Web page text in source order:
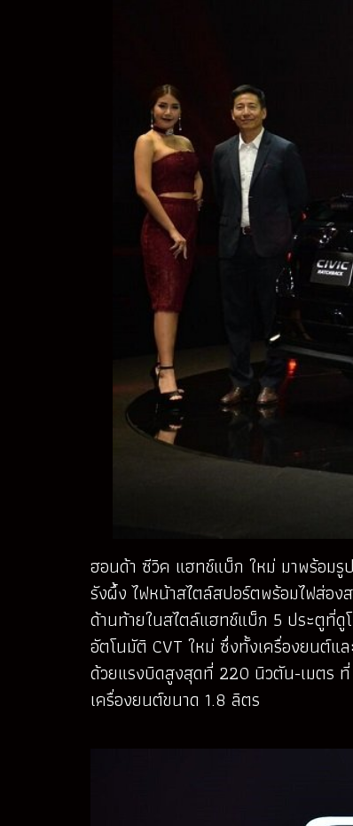
ฮอนด้า ซีวิค แฮทช์แบ็ก ใหม่ มาพร้อม
รังผึ้ง ไฟหน้าสไตล์สปอร์ตพร้อมไฟส่อง
ด้านท้ายในสไตล์แฮทช์แบ็ก 5 ประตูที่ดู
อัตโนมัติ CVT ใหม่ ซึ่งทั้งเครื่องยนต์แ
ด้วยแรงบิดสูงสุดที่ 220 นิวตัน-เมตร
เครื่องยนต์ขนาด 1.8 ลิตร